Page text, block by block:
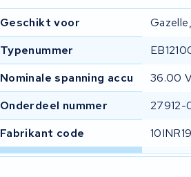
Geschikt voor
Typenummer
Nominale spanning accu
36.00
Onderdeel nummer
Fabrikant code